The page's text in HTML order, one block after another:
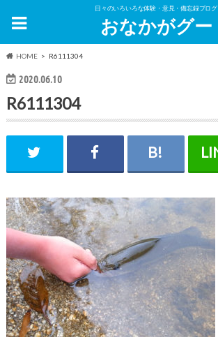
日々のいろいろな体験・意見・備忘録ブログ
おなかがグー
HOME R6111304
2020.06.10
R6111304